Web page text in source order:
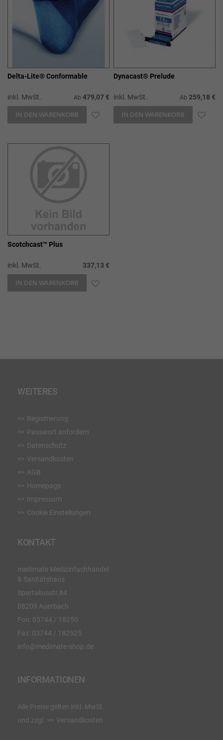
Delta-Lite® Conformable
inkl. MwSt. Ab 479,07 €
IN DEN WARENKORB ZUR
Dynacast® Prelude
inkl. MwSt. Ab 259,18 €
IN DEN WARENKORB ZUR
Scotchcast™ Plus
inkl. MwSt. 337,13 €
IN DEN WARENKORB ZUR
WEITERES
Registrierung
Passwort anfordern
Datenschutz
Versandkosten
AGB
Homepage
Impressum
Cookie Einstellungen
KONTAKT
medimate Medizinfachhandel
& Sanitätshaus
Spartakusstr.84
08209 Auerbach
Fon: 03744 / 18250
Fax: 03744 / 182525
info@medimate-shop.de
INFORMATIONEN
Alle Preise gelten inkl. MwSt.
und zzgl.
Versandkosten